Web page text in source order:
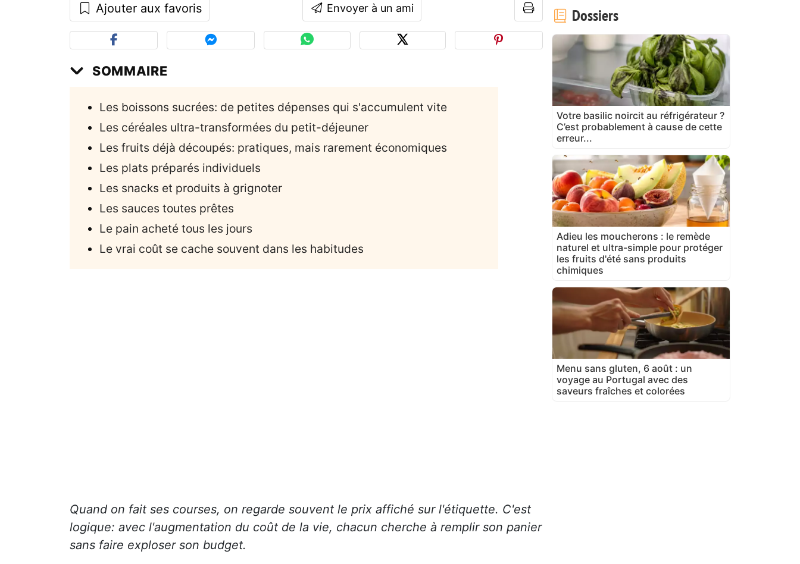
Ajouter aux favoris Envoyer à un ami
SOMMAIRE
Les boissons sucrées: de petites dépenses qui s'accumulent vite
Les céréales ultra-transformées du petit-déjeuner
Les fruits déjà découpés: pratiques, mais rarement économiques
Les plats préparés individuels
Les snacks et produits à grignoter
Les sauces toutes prêtes
Le pain acheté tous les jours
Le vrai coût se cache souvent dans les habitudes
Quand on fait ses courses, on regarde souvent le prix affiché sur l'étiquette. C'est
logique: avec l'augmentation du coût de la vie, chacun cherche à remplir son panier
sans faire exploser son budget.
Dossiers
Votre basilic noircit au réfrigérateur ?
C’est probablement à cause de cette
erreur...
Adieu les moucherons : le remède
naturel et ultra-simple pour protéger
les fruits d'été sans produits
chimiques
Menu sans gluten, 6 août : un
voyage au Portugal avec des
saveurs fraîches et colorées